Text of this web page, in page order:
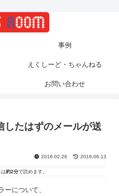
事例
えくしーど・ちゃんねる
お問い合わせ
したはずのメールが送
2016.02.26 2016.06.13
は約2分で読めます。
ーについて、